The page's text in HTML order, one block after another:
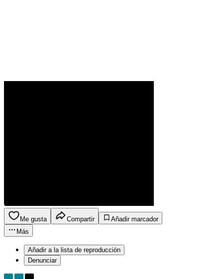
Me gusta Compartir
Añadir marcador
Más
Añadir a la lista de reproducción
Denunciar